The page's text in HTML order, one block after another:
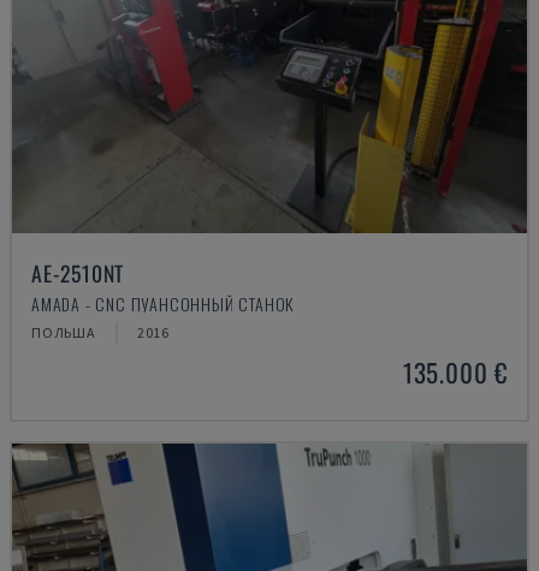
AE-2510NT
AMADA - CNC ПУАНСОННЫЙ СТАНОК
ПОЛЬША 2016
135.000 €